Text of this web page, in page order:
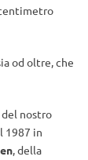
od oltre, che
nostro
1987 in
, della